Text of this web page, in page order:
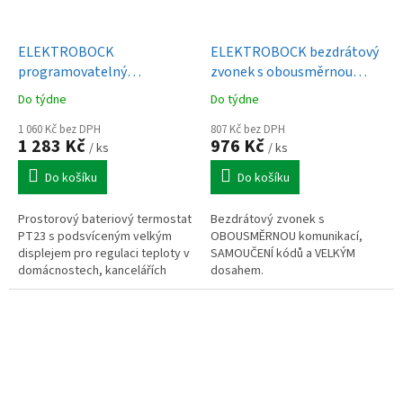
ELEKTROBOCK
programovatelný
termostat s dotykovým
ovládáním PT23
Do týdne
1 060 Kč bez DPH
1 283 Kč / ks
Do košíku
Prostorový bateriový termostat
PT23 s podsvíceným velkým
displejem pro regulaci teploty v
domácnostech, kancelářích
nebo dílnách
ELEKTROBOCK bezdrátový
zvonek s obousměrnou
komunikací BZ911
Do týdne
807 Kč bez DPH
976 Kč / ks
Do košíku
Bezdrátový zvonek s
OBOUSMĚRNOU komunikací,
SAMOUČENÍ kódů a VELKÝM
dosahem.